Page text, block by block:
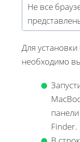
Не все
Для
необходимо
Finder.